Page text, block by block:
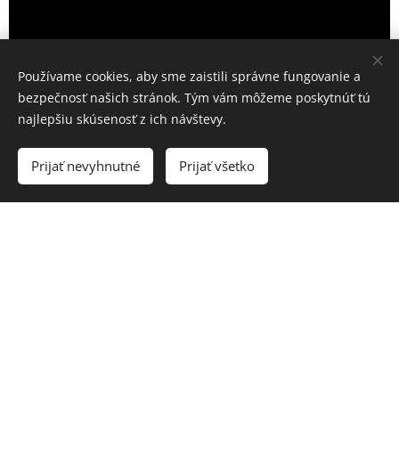
Vytvorte si webové stránky zdarma!
Používame cookies, aby sme zaistili správne fungovanie a
bezpečnosť našich stránok. Tým vám môžeme poskytnúť tú
najlepšiu skúsenosť z ich návštevy.
Prijať nevyhnutné Prijať všetko